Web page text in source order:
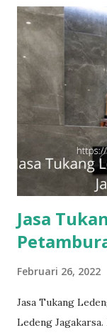
sentuh teks nomor
kepuasan
profesional, tim
dapat memberi
dari masalah kecil
Cepat, masalah
Teknisi
dilakukan dengan
Jasa
Februari 26, 2022
Jasa Tukang
Ledeng